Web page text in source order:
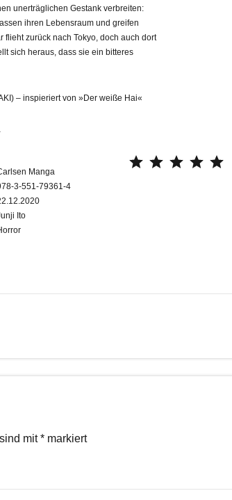
unerträglichen Gestank verbreiten:
ihren Lebensraum und greifen
flieht zurück nach Tokyo, doch auch dort
sich heraus, dass sie ein bitteres
– inspieriert von »Der weiße Hai«
Manga
3-551-79361-4
Ito
⭐⭐⭐⭐⭐
mit* markiert